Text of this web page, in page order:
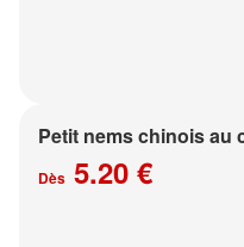
Petit nems chinois au
Dès 5.20 €